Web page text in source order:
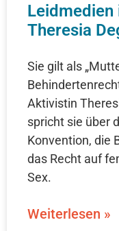
Leidmedien
Theresia
Sie gilt als
Aktivistin
spricht sie über
Konvention, die
das Recht auf
Sex.
Weiterlesen »